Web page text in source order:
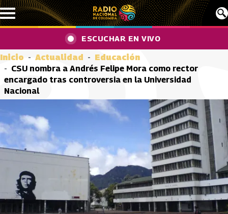
Pasar al contenido principal
ESCUCHAR EN VIVO
Inicio Actualidad
Educación
CSU nombra a Andrés Felipe Mora como rector
encargado tras controversia en la Universidad
Nacional